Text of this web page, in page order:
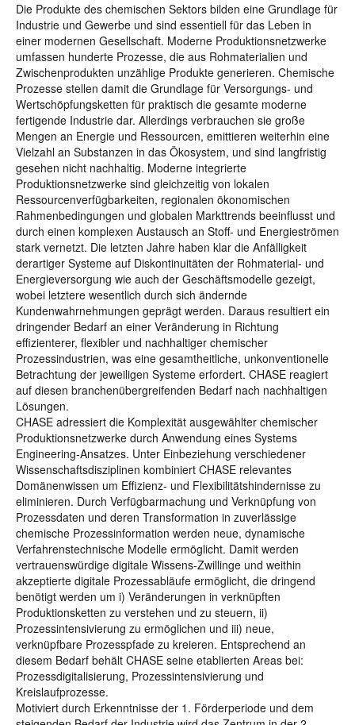
Die Produkte des chemischen Sektors bilden eine Grundlage für
Industrie und Gewerbe und sind essentiell für das Leben in
einer modernen Gesellschaft. Moderne Produktionsnetzwerke
umfassen hunderte Prozesse, die aus Rohmaterialien und
Zwischenprodukten unzählige Produkte generieren. Chemische
Prozesse stellen damit die Grundlage für Versorgungs- und
Wertschöpfungsketten für praktisch die gesamte moderne
fertigende Industrie dar. Allerdings verbrauchen sie große
Mengen an Energie und Ressourcen, emittieren weiterhin eine
Vielzahl an Substanzen in das Ökosystem, und sind langfristig
gesehen nicht nachhaltig. Moderne integrierte
Produktionsnetzwerke sind gleichzeitig von lokalen
Ressourcenverfügbarkeiten, regionalen ökonomischen
Rahmenbedingungen und globalen Markttrends beeinflusst und
durch einen komplexen Austausch an Stoff- und Energieströmen
stark vernetzt. Die letzten Jahre haben klar die Anfälligkeit
derartiger Systeme auf Diskontinuitäten der Rohmaterial- und
Energieversorgung wie auch der Geschäftsmodelle gezeigt,
wobei letztere wesentlich durch sich ändernde
Kundenwahrnehmungen geprägt werden. Daraus resultiert ein
dringender Bedarf an einer Veränderung in Richtung
effizienterer, flexibler und nachhaltiger chemischer
Prozessindustrien, was eine gesamtheitliche, unkonventionelle
Betrachtung der jeweiligen Systeme erfordert. CHASE reagiert
auf diesen branchenübergreifenden Bedarf nach nachhaltigen
Lösungen.
CHASE adressiert die Komplexität ausgewählter chemischer
Produktionsnetzwerke durch Anwendung eines Systems
Engineering-Ansatzes. Unter Einbeziehung verschiedener
Wissenschaftsdisziplinen kombiniert CHASE relevantes
Domänenwissen um Effizienz- und Flexibilitätshindernisse zu
eliminieren. Durch Verfügbarmachung und Verknüpfung von
Prozessdaten und deren Transformation in zuverlässige
chemische Prozessinformation werden neue, dynamische
Verfahrenstechnische Modelle ermöglicht. Damit werden
vertrauenswürdige digitale Wissens-Zwillinge und weithin
akzeptierte digitale Prozessabläufe ermöglicht, die dringend
benötigt werden um i) Veränderungen in verknüpften
Produktionsketten zu verstehen und zu steuern, ii)
Prozessintensivierung zu ermöglichen und iii) neue,
verknüpfbare Prozesspfade zu kreieren. Entsprechend an
diesem Bedarf behält CHASE seine etablierten Areas bei:
Prozessdigitalisierung, Prozessintensivierung und
Kreislaufprozesse.
Motiviert durch Erkenntnisse der 1. Förderperiode und dem